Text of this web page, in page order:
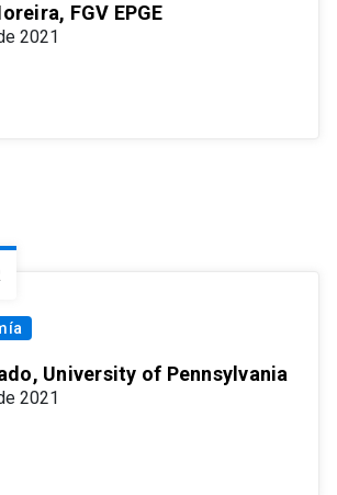
FGV EPGE
2021
University of Pennsylvania
2021